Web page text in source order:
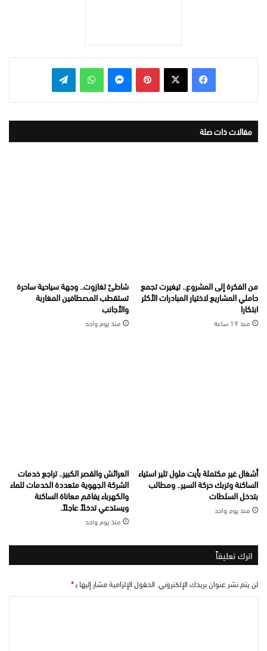
بينتيريست واتساب
مقالات ذات صلة
من الفكرة إلى المشروع.. تيغيرت تجمع
حاملي المشاريع لاختيار المبادرات الأكثر
ابتكارا
منذ 19 ساعة
شاطئ تغازوت.. وجهة سياحية ساحرة
تستقطب المصطافين المغاربة
والأجانب
منذ يوم واحد
أشغال غير مكتملة بأيت ملول تثير استياء
الساكنة وتربك حركة السير.. ومطالب
بتدخل السلطات
منذ يوم واحد
العرائش والقصر الكبير.. تراجع خدمات
الشركة الجهوية متعددة الخدمات للماء
والكهرباء يفاقم معاناة الساكنة
ويستدعي تدخلاً عاجلاً.
منذ يوم واحد
اترك تعليقاً
لن يتم نشر عنوان بريدك الإلكتروني. الحقول الإلزامية مشار إليها بـ*